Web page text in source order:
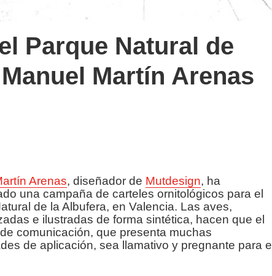
Parque Natural de
Martín Arenas
Arenas, diseñador de Mutdesign, ha
una campaña de carteles ornitológicos para el
de la Albufera, en Valencia. Las aves,
e ilustradas de forma sintética, hacen que el
comunicación, que presenta muchas
de aplicación, sea llamativo y pregnante para el
produccion/